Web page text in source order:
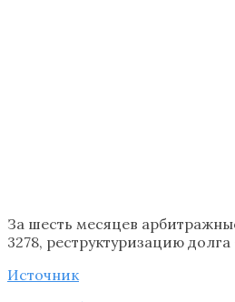
За шесть месяцев
3278, реструктуризацию
Источник